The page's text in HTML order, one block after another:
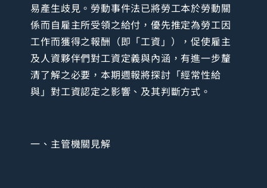
易產生歧見。勞動事件法已將勞工本於勞動關
係而自雇主所受領之給付，優先推定為勞工因
工作而獲得之報酬（即「工資」），促使雇主
及人資夥伴們對工資定義與內涵，有進一步釐
清了解之必要，本期週報將探討「經常性給
與」對工資認定之影響、及其判斷方式。
一、主管機關見解